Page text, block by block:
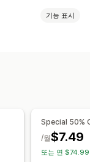
기능 표시
Special 50%
$7.49
/월
또는 연 $74.99